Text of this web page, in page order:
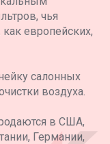
чья
европейских,
салонных
воздуха.
в США,
Германии,